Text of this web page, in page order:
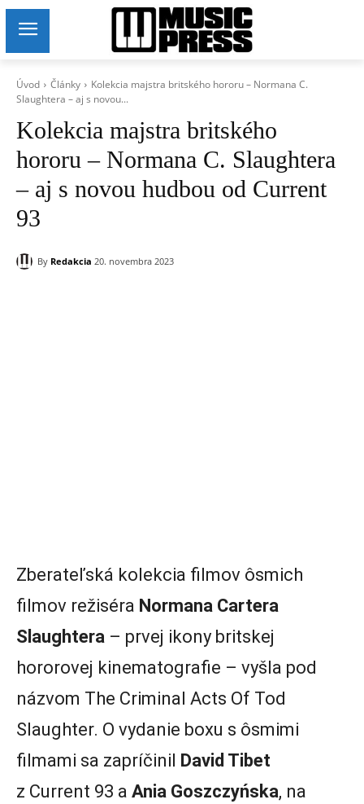
Úvod Články
Kolekcia majstra britského hororu – Normana C.
Slaughtera – aj s novou...
Kolekcia majstra britského
hororu – Normana C. Slaughtera
– aj s novou hudbou od Current
93
By Redakcia 20. novembra 2023
Zberateľská kolekcia filmov ôsmich
filmov režiséra Normana Cartera
Slaughtera – prvej ikony britskej
hororovej kinematografie – vyšla pod
názvom The Criminal Acts Of Tod
Slaughter. O vydanie boxu s ôsmimi
filmami sa zapríčinil David Tibet
z Current 93 a Ania Goszczyńska, na